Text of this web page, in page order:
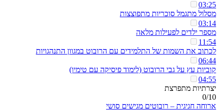
03:25
מסלול מתגמל סוכריות מתפוצצות
03:14
מספר ילדים לפעילות מלאה
11:54
לכתוב את השמות של התלמידים עם הרובוט במגוון התנהגויות
06:44
קוביות עץ על גבי הרובוט (לימוד פיסיקה עם טימיו)
04:55
יצרתיות מתפרצת
0/10
ארוחה חגיגית – רובוטים מגישים סושי